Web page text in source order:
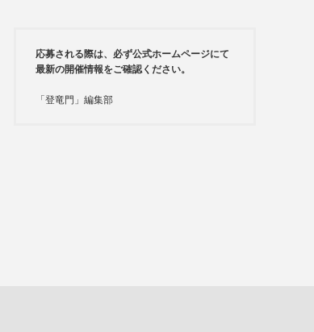
応募される際は、必ず公式ホームページにて
最新の開催情報をご確認ください。
「登竜門」編集部